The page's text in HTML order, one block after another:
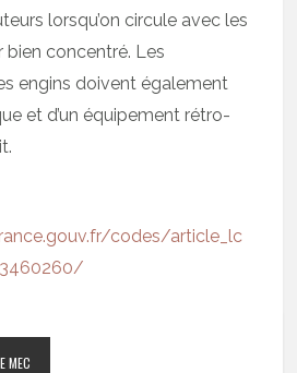
lorsqu’on circule avec les
bien concentré. Les
engins doivent également
et d’un équipement rétro-
codes/article_lc
MEC